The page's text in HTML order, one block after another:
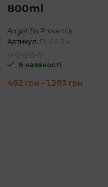
800ml
Angel En Provence
Артикул: PL-04-3,4
В наявності
482 грн – 1,283 грнPrice